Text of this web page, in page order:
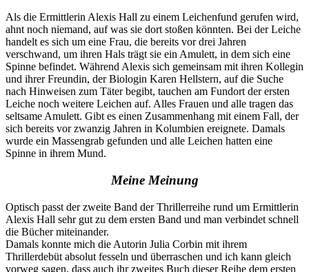
Als die Ermittlerin Alexis Hall zu einem Leichenfund gerufen wird,
ahnt noch niemand, auf was sie dort stoßen könnten. Bei der Leiche
handelt es sich um eine Frau, die bereits vor drei Jahren
verschwand, um ihren Hals trägt sie ein Amulett, in dem sich eine
Spinne befindet. Während Alexis sich gemeinsam mit ihren Kollegin
und ihrer Freundin, der Biologin Karen Hellstern, auf die Suche
nach Hinweisen zum Täter begibt, tauchen am Fundort der ersten
Leiche noch weitere Leichen auf. Alles Frauen und alle tragen das
seltsame Amulett. Gibt es einen Zusammenhang mit einem Fall, der
sich bereits vor zwanzig Jahren in Kolumbien ereignete. Damals
wurde ein Massengrab gefunden und alle Leichen hatten eine
Spinne in ihrem Mund.
Meine Meinung
Optisch passt der zweite Band der Thrillerreihe rund um Ermittlerin
Alexis Hall sehr gut zu dem ersten Band und man verbindet schnell
die Bücher miteinander.
Damals konnte mich die Autorin Julia Corbin mit ihrem
Thrillerdebüt absolut fesseln und überraschen und ich kann gleich
vorweg sagen, dass auch ihr zweites Buch dieser Reihe dem ersten